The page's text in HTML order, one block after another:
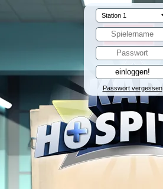
Passwort vergessen